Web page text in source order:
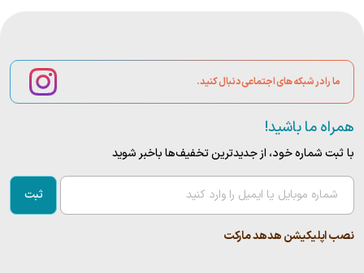
ما را در شبکه های اجتماعی دنبال کنید.
همراه ما باشید!
با ثبت شماره خود، از جدید‌ترین تخفیف‌ها با‌خبر شوید
ثبت
نصب اپلیکیشن هدهد مارکت